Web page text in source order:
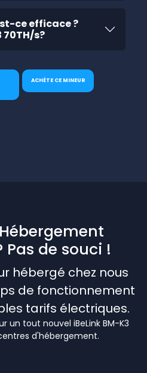
ce efficace ?
70TH/s?
ACHÈTE CE MINEUR
Pas de souci !
hébergé chez nous
de fonctionnement
tarifs électriques.
un tout nouvel iBeLink BM-K3
d'hébergement.